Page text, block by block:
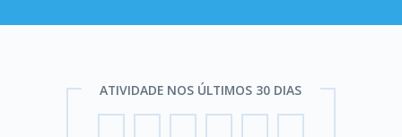
ATIVIDADE NOS ÚLTIMOS 30 DIAS